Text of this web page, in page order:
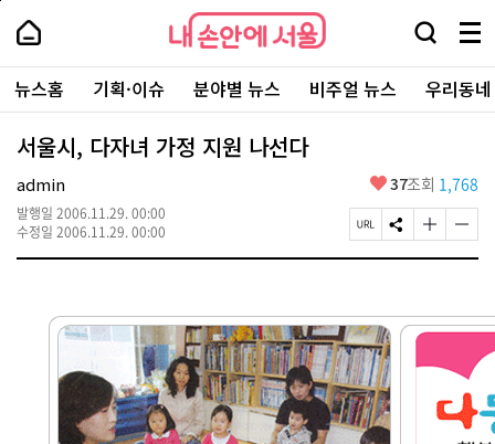
본
로
가
내
손
안
에
서
울
-
서
울
시
대
표
소
내
손
에
울
검
창
열
기
메
뉴
전
체
보
주
요
서
뉴스홈 기획·이슈 분야별 뉴스 비주얼 뉴스 우리동
서울시, 다자녀 가정 지원 나선다
admin
발행일 2006.11.29. 00:00
수정일 2006.11.29. 00:00
좋
요
37조회 1,768
페
이
L
복
사
S
N
하
글
자
게
경
기
글
자
게
경
하
기
페
상
단
로